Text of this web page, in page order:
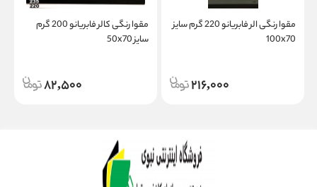
مقوا رنگی الر فابریانو 220 گرم سایز
100x70
216,000
مقوا رنگی کالر فابریانو 200 گرم
سایز 50x70
82,500